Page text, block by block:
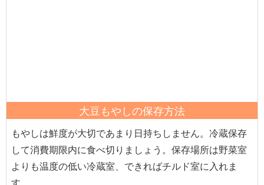
大豆もやしの保存方法
もやしは鮮度が大切であまり日持ちしません。冷蔵保存
して消費期限内に食べ切りましょう。保存場所は野菜室
よりも温度の低い冷蔵室、できればチルド室に入れま
す。